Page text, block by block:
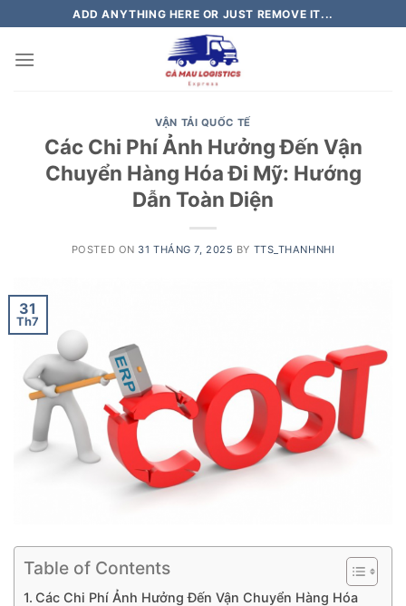
to
content
ADD ANYTHING HERE OR JUST REMOVE IT...
VẬN TẢI QUỐC TẾ
Các Chi Phí Ảnh Hưởng Đến Vận
Chuyển Hàng Hóa Đi Mỹ: Hướng
Dẫn Toàn Diện
POSTED ON 31 THÁNG 7, 2025 BY TTS_THANHNHI
31
Th7
Table of Contents
Các Chi Phí Ảnh Hưởng Đến Vận Chuyển Hàng Hóa